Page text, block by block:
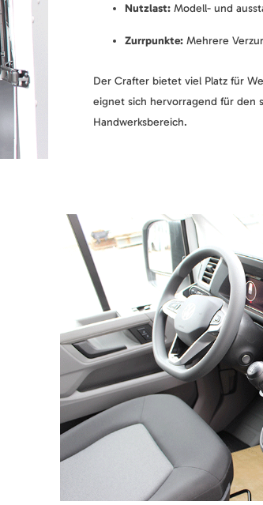
Nutzlast: Modell- und
Zurrpunkte: Mehrere
Der Crafter bietet viel Platz für
eignet sich hervorragend für den
Handwerksbereich.